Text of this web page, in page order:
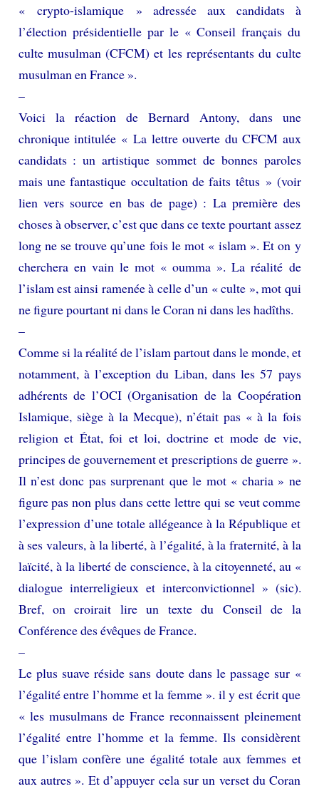
« crypto-islamique » adressée aux candidats à
l’élection présidentielle par le « Conseil français du
culte musulman (CFCM) et les représentants du culte
musulman en France ».
–
Voici la réaction de Bernard Antony, dans une
chronique intitulée « La lettre ouverte du CFCM aux
candidats : un artistique sommet de bonnes paroles
mais une fantastique occultation de faits têtus » (voir
lien vers source en bas de page) : La première des
choses à observer, c’est que dans ce texte pourtant assez
long ne se trouve qu’une fois le mot « islam ». Et on y
cherchera en vain le mot « oumma ». La réalité de
l’islam est ainsi ramenée à celle d’un « culte », mot qui
ne figure pourtant ni dans le Coran ni dans les hadîths.
–
Comme si la réalité de l’islam partout dans le monde, et
notamment, à l’exception du Liban, dans les 57 pays
adhérents de l’OCI (Organisation de la Coopération
Islamique, siège à la Mecque), n’était pas « à la fois
religion et État, foi et loi, doctrine et mode de vie,
principes de gouvernement et prescriptions de guerre ».
Il n’est donc pas surprenant que le mot « charia » ne
figure pas non plus dans cette lettre qui se veut comme
l’expression d’une totale allégeance à la République et
à ses valeurs, à la liberté, à l’égalité, à la fraternité, à la
laïcité, à la liberté de conscience, à la citoyenneté, au «
dialogue interreligieux et interconvictionnel » (sic).
Bref, on croirait lire un texte du Conseil de la
Conférence des évêques de France.
–
Le plus suave réside sans doute dans le passage sur «
l’égalité entre l’homme et la femme ». il y est écrit que
« les musulmans de France reconnaissent pleinement
l’égalité entre l’homme et la femme. Ils considèrent
que l’islam confère une égalité totale aux femmes et
aux autres ». Et d’appuyer cela sur un verset du Coran